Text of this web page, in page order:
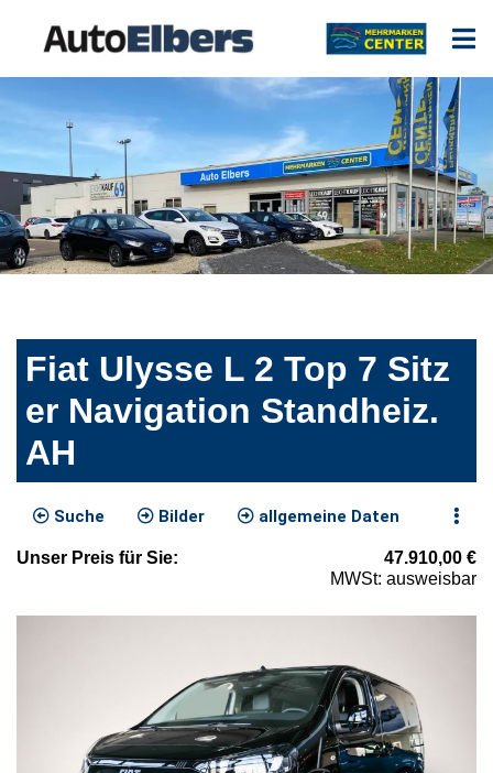
Fiat Ulysse L 2 Top 7 Sitz
er Navigation Standheiz.
AH
Suche Bilder allgemeine Daten
Unser Preis für Sie: 47.910,00 €
MWSt: ausweisbar